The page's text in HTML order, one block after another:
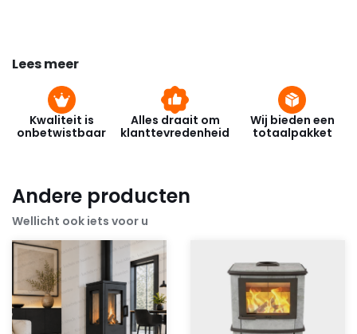
Lees meer
Kwaliteit is
onbetwistbaar
Alles draait om
klanttevredenheid
Wij bieden een
totaalpakket
Andere producten
Wellicht ook iets voor u